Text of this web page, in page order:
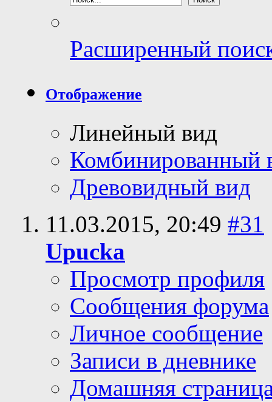
Расширенный
Отображение
Линейный вид
Комбинированный
Древовидный вид
11.03.2015, 20:49 #31
Upucka
Просмотр профиля
Сообщения форума
Личное сообщение
Записи в дневнике
Домашняя